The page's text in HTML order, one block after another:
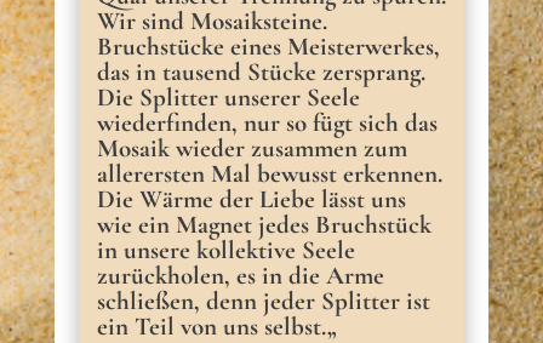
Wir sind Mosaiksteine.
Bruchstücke eines Meisterwerkes,
das in tausend Stücke zersprang.
Die Splitter unserer Seele
wiederfinden, nur so fügt sich das
Mosaik wieder zusammen zum
allerersten Mal bewusst erkennen.
Die Wärme der Liebe lässt uns
wie ein Magnet jedes Bruchstück
in unsere kollektive Seele
zurückholen, es in die Arme
schließen, denn jeder Splitter ist
ein Teil von uns selbst.„